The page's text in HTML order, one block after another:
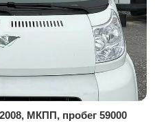
МКПП, пробег 59000